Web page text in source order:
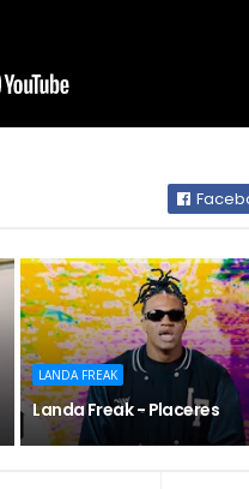
LANDA FREAK
Landa Freak - Placeres